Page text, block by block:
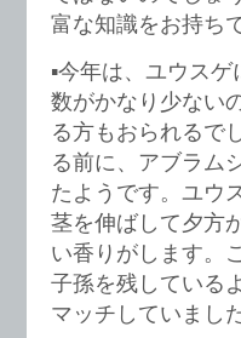
富な知識をお持ち
▪️今年は、ユウス
数がかなり少ない
る方もおられるで
る前に、アブラム
たようです。ユウ
茎を伸ばして夕方
い香りがします。
子孫を残している
マッチしていまし